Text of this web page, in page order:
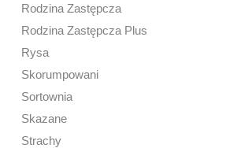
Rodzina Zastępcza
Rodzina Zastępcza Plus
Rysa
Skorumpowani
Sortownia
Skazane
Strachy